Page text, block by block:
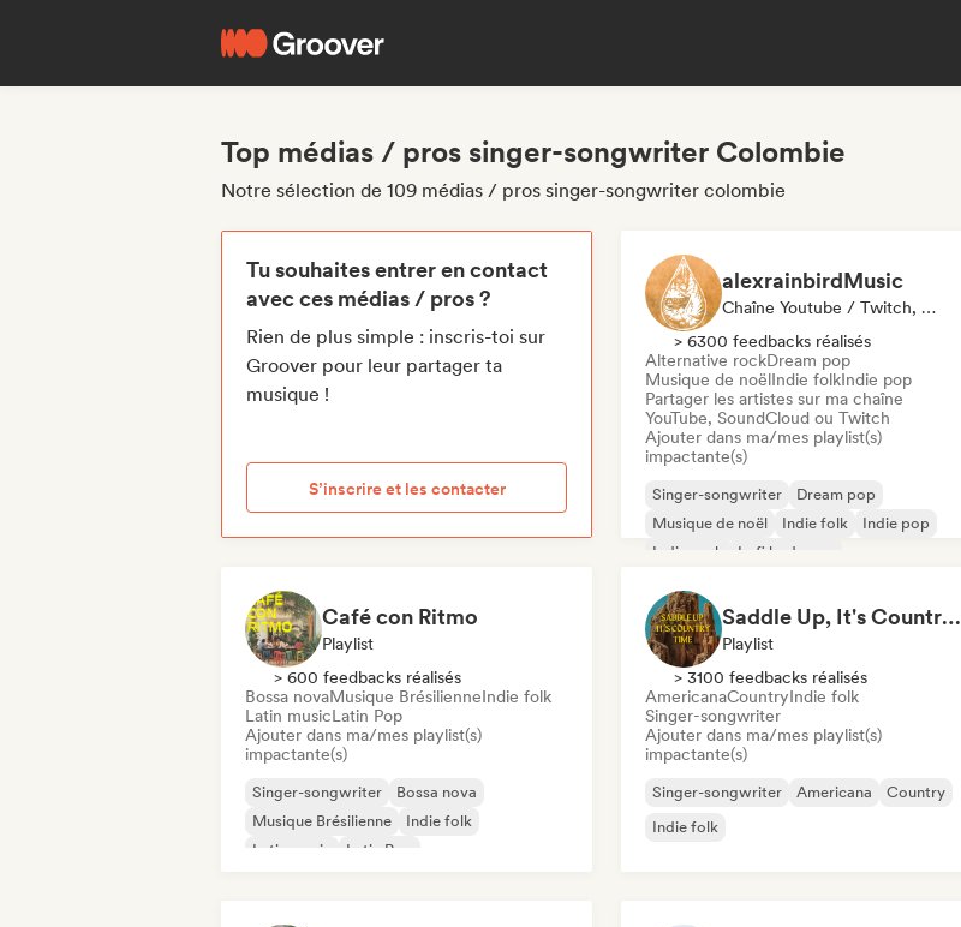
Top médias / pros singer-songwriter Colombie
Notre sélection de 109 médias / pros singer-songwriter colombie
Tu souhaites entrer en contact
avec ces médias / pros ?
Rien de plus simple : inscris-toi sur
Groover pour leur partager ta
musique !
S’inscrire et les contacter
alexrainbirdMusic
Chaîne Youtube / Twitch, Playlist
> 6300 feedbacks réalisés
Alternative rockDream pop
Musique de noëlIndie folkIndie pop
Partager les artistes sur ma chaîne
YouTube, SoundCloud ou Twitch
Ajouter dans ma/mes playlist(s)
impactante(s)
Singer-songwriter
Dream pop
Musique de noël
Indie folk
Indie pop
Indie rock
Lofi bedroom
Café con Ritmo
Playlist
> 600 feedbacks réalisés
Bossa novaMusique BrésilienneIndie folk
Latin musicLatin Pop
Ajouter dans ma/mes playlist(s)
impactante(s)
Singer-songwriter
Bossa nova
Musique Brésilienne
Indie folk
Latin music
Latin Pop
Saddle Up, It's Country Time 🤠 Outlaw Country, Americana & Country Rock
Playlist
> 3100 feedbacks réalisés
AmericanaCountryIndie folk
Singer-songwriter
Ajouter dans ma/mes playlist(s)
impactante(s)
Singer-songwriter Americana
Country
Indie folk